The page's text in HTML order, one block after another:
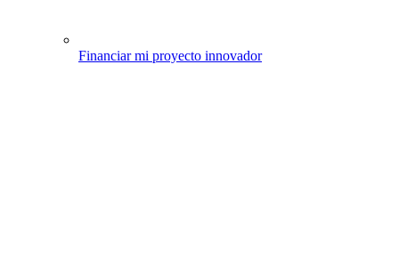
Financiar mi proyecto innovador